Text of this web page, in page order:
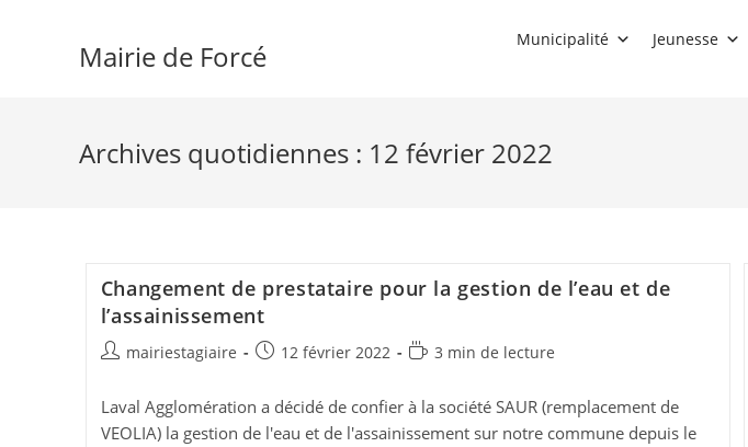
Mairie de Forcé Municipalité Jeunesse
Archives quotidiennes : 12 février 2022
Changement de prestataire pour la gestion de l’eau et de
l’assainissement
Auteur/autrice
la
publication :
mairiestagiaire
Publication
12 février 2022
Temps
lecture :
3 min de lecture
Laval Agglomération a décidé de confier à la société SAUR (remplacement de
VEOLIA) la gestion de l'eau et de l'assainissement sur notre commune depuis le